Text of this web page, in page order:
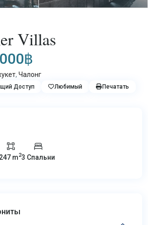
Villas
฿
, Чалонг
Доступ Любимый Печатать
247 m23 Спальни